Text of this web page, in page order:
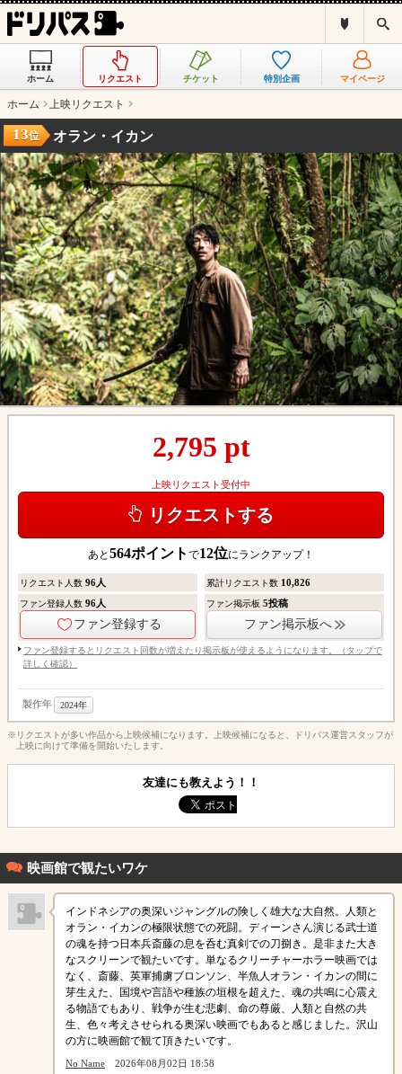
ス
ホーム リクエスト チケット 特別企画 マイページ
ホーム 上映リクエスト
オラン・イカン
13位
2,795 pt
上映リクエスト受付中
リクエストする
あと564ポイント で12位にランクアップ！
リクエスト人数 96人 累計リクエスト数 10,826
ファン登録人数 96人
ファン登録する
ファン掲示板5投稿
ファン掲示板へ
ファン登録するとリクエスト回数が増えたり掲示板が使えるようになります。（タップで
詳しく確認）
製作年 2024年
※リクエストが多い作品から上映候補になります。上映候補になると、ドリパス運営スタッフが
上映に向けて準備を開始いたします。
友達にも教えよう！！
映画館で観たいワケ
インドネシアの奥深いジャングルの険しく雄大な大自然。人類と
オラン・イカンの極限状態での死闘。ディーンさん演じる武士道
の魂を持つ日本兵斎藤の息を呑む真剣での刀捌き。是非また大き
なスクリーンで観たいです。単なるクリーチャーホラー映画では
なく、斎藤、英軍捕虜ブロンソン、半魚人オラン・イカンの間に
芽生えた、国境や言語や種族の垣根を超えた、魂の共鳴に心震え
る物語でもあり、戦争が生む悲劇、命の尊厳、人類と自然の共
生、色々考えさせられる奥深い映画でもあると感じました。沢山
の方に映画館で観て頂きたいです。
No Name 2026年08月02日 18:58